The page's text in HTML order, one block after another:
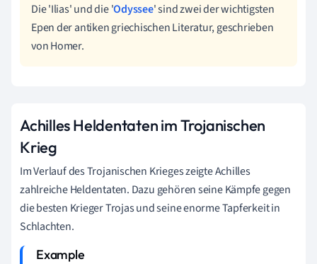
Die 'Ilias' und die 'Odyssee' sind zwei der wichtigsten
Epen der antiken griechischen Literatur, geschrieben
von Homer.
Achilles Heldentaten im Trojanischen
Krieg
Im Verlauf des Trojanischen Krieges zeigte Achilles
zahlreiche Heldentaten. Dazu gehören seine Kämpfe gegen
die besten Krieger Trojas und seine enorme Tapferkeit in
Schlachten.